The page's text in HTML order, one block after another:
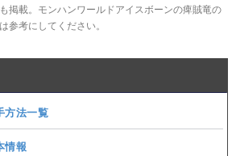
掲載。モンハンワールドアイスボーンの痺賊竜の
参考にしてください。
方法一覧
情報